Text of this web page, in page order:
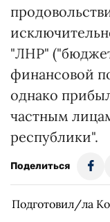
"ЛНР"
финансовой
однако
частным
республики".
Поделиться
Подготовил/ла